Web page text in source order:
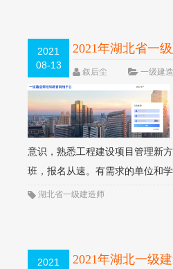
2021
08-13
2021年湖北省一
叙后尘 一级建
意识，熟悉工程建设项目管理新
班，报名从速。有需求的单位和
湖北省一级建造师
2021
2021年湖北一级